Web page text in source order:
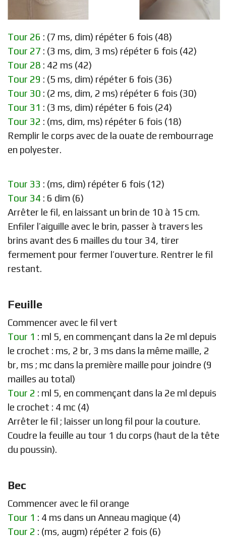
Tour 26 : (7 ms, dim) répéter 6 fois (48)
Tour 27 : (3 ms, dim, 3 ms) répéter 6 fois (42)
Tour 28 : 42 ms (42)
Tour 29 : (5 ms, dim) répéter 6 fois (36)
Tour 30 : (2 ms, dim, 2 ms) répéter 6 fois (30)
Tour 31 : (3 ms, dim) répéter 6 fois (24)
Tour 32 : (ms, dim, ms) répéter 6 fois (18)
Remplir le corps avec de la ouate de rembourrage
en polyester.
Tour 33 : (ms, dim) répéter 6 fois (12)
Tour 34 : 6 dim (6)
Arrêter le fil, en laissant un brin de 10 à 15 cm.
Enfiler l’aiguille avec le brin, passer à travers les
brins avant des 6 mailles du tour 34, tirer
fermement pour fermer l’ouverture. Rentrer le fil
restant.
Feuille
Commencer avec le fil vert
Tour 1 : ml 5, en commençant dans la 2e ml depuis
le crochet : ms, 2 br, 3 ms dans la même maille, 2
br, ms ; mc dans la première maille pour joindre (9
mailles au total)
Tour 2 : ml 5, en commençant dans la 2e ml depuis
le crochet : 4 mc (4)
Arrêter le fil ; laisser un long fil pour la couture.
Coudre la feuille au tour 1 du corps (haut de la tête
du poussin).
Bec
Commencer avec le fil orange
Tour 1 : 4 ms dans un Anneau magique (4)
Tour 2 : (ms, augm) répéter 2 fois (6)